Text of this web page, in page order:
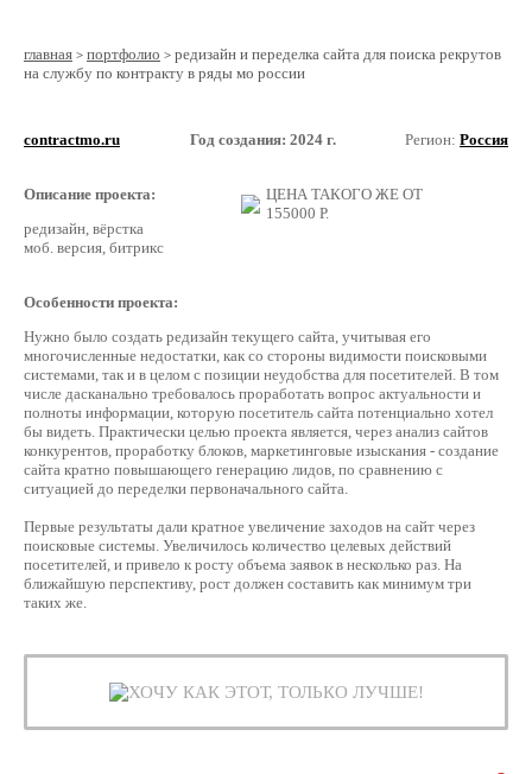
главная > портфолио > редизайн и переделка сайта для поиска рекрутов
на службу по контракту в ряды мо россии
contractmo.ru Год создания: 2024 г. Регион: Россия
Описание проекта:
редизайн, вёрстка
моб. версия, битрикс
ЦЕНА ТАКОГО ЖЕ ОТ
155000 Р.
Особенности проекта:
Нужно было создать редизайн текущего сайта, учитывая его
многочисленные недостатки, как со стороны видимости поисковыми
системами, так и в целом с позиции неудобства для посетителей. В том
числе дасканально требовалось проработать вопрос актуальности и
полноты информации, которую посетитель сайта потенциально хотел
бы видеть. Практически целью проекта является, через анализ сайтов
конкурентов, проработку блоков, маркетинговые изыскания - создание
сайта кратно повышающего генерацию лидов, по сравнению с
ситуацией до переделки первоначального сайта.
Первые результаты дали кратное увеличение заходов на сайт через
поисковые системы. Увеличилось количество целевых действий
посетителей, и привело к росту объема заявок в несколько раз. На
ближайшую перспективу, рост должен составить как минимум три
таких же.
ХОЧУ КАК ЭТОТ, ТОЛЬКО ЛУЧШЕ!